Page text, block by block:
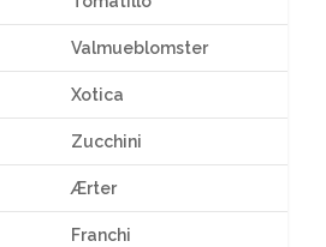
Valmueblomster
Xotica
Zucchini
Ærter
Franchi